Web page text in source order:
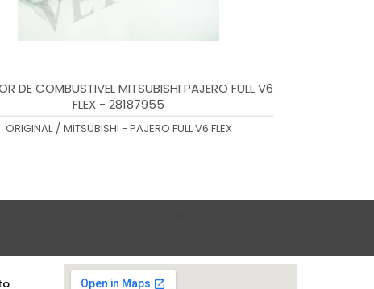
DE COMBUSTIVEL MITSUBISHI PAJERO FULL V6
FLEX - 28187955
ORIGINAL / MITSUBISHI - PAJERO FULL V6 FLEX